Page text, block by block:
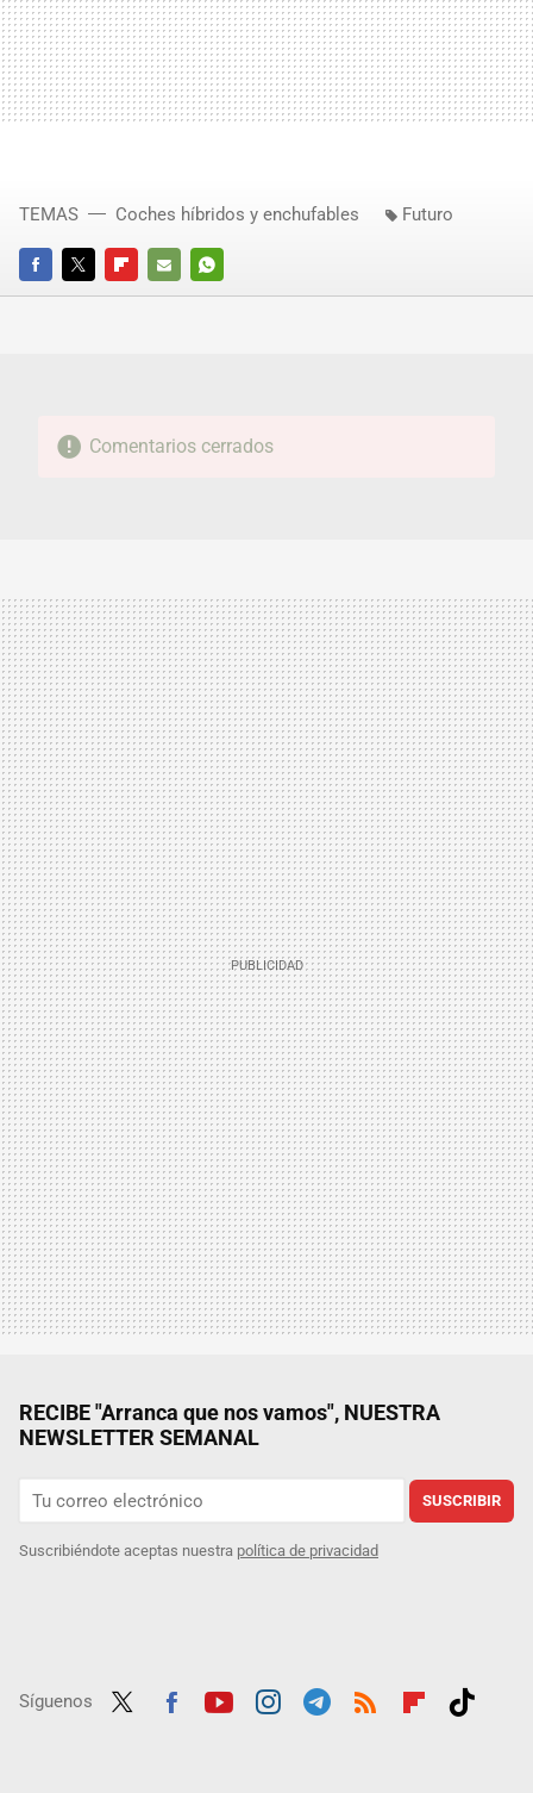
FACEBOOKTWITTERFLIPBOARD
E-
WHATSAPP
TEMAS Coches híbridos y enchufables Futuro
Comentarios cerrados
RECIBE "Arranca que nos vamos", NUESTRA
NEWSLETTER SEMANAL
SUSCRIBIR
Suscribiéndote aceptas nuestra política de privacidad
Síguenos